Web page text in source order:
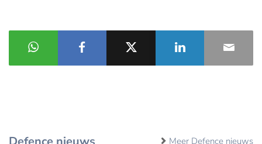
Meer Defence nieuws